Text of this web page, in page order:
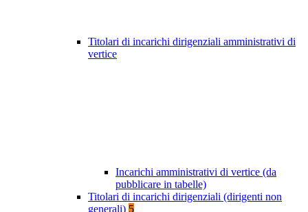
Titolari di incarichi dirigenziali amministrativi di
vertice
Incarichi amministrativi di vertice (da
pubblicare in tabelle)
Titolari di incarichi dirigenziali (dirigenti non
generali) 5